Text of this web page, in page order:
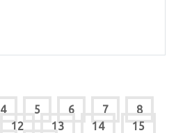
4 5 6 7
8
12 13 14
15